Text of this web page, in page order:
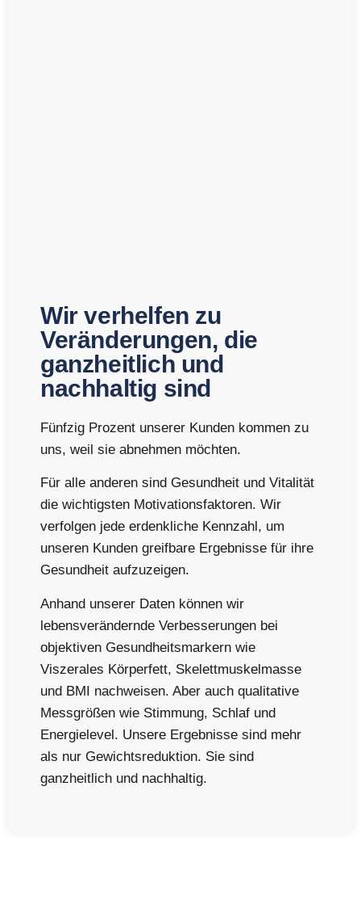
Wir verhelfen zu
Veränderungen, die
ganzheitlich und
nachhaltig sind
Fünfzig Prozent unserer Kunden kommen zu
uns, weil sie abnehmen möchten.
Für alle anderen sind Gesundheit und Vitalität
die wichtigsten Motivationsfaktoren. Wir
verfolgen jede erdenkliche Kennzahl, um
unseren Kunden greifbare Ergebnisse für ihre
Gesundheit aufzuzeigen.
Anhand unserer Daten können wir
lebensverändernde Verbesserungen bei
objektiven Gesundheitsmarkern wie
Viszerales Körperfett, Skelettmuskelmasse
und BMI nachweisen. Aber auch qualitative
Messgrößen wie Stimmung, Schlaf und
Energielevel. Unsere Ergebnisse sind mehr
als nur Gewichtsreduktion. Sie sind
ganzheitlich und nachhaltig.